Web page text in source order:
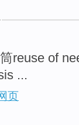
reuse of
...
页